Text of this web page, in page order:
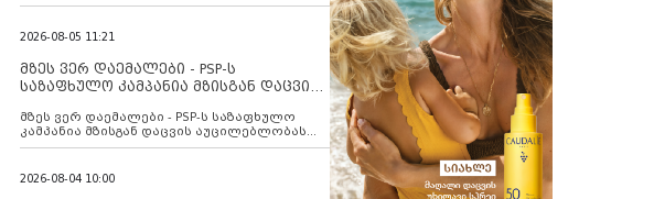
2026-08-05 11:21
მზეს ვერ დაემალები - PSP-ს
საზაფხულო კამპანია მზისგან დაცვის
მზეს ვერ დაემალები - PSP-ს საზაფხულო
კამპანია მზისგან დაცვის აუცილებლობას
გვახსენებს
2026-08-04 10:00